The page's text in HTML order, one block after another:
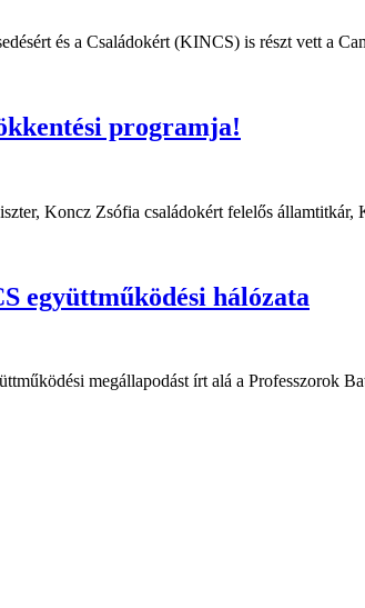
és a Családokért (KINCS) is részt vett a
programja!
Koncz Zsófia családokért felelős
együttműködési hálózata
megállapodást írt alá a Professzorok